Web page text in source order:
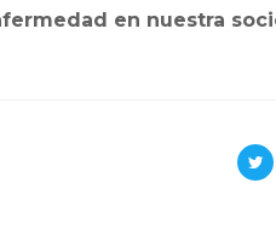
en nuestra